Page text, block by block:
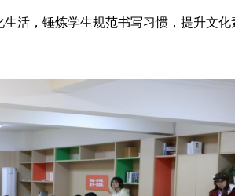
活，锤炼学生规范书写习惯，提升文